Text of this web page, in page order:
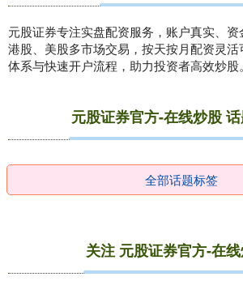
基金指数 7242.10 +12.30
元股证券专注实盘配资服务，账户真实、资
港股、美股多市场交易，按天按月配资灵
体系与快速开户流程，助力投资者高效炒股。
元股证券官方-在线炒股
全部话题标签
关注 元股证券官方-在